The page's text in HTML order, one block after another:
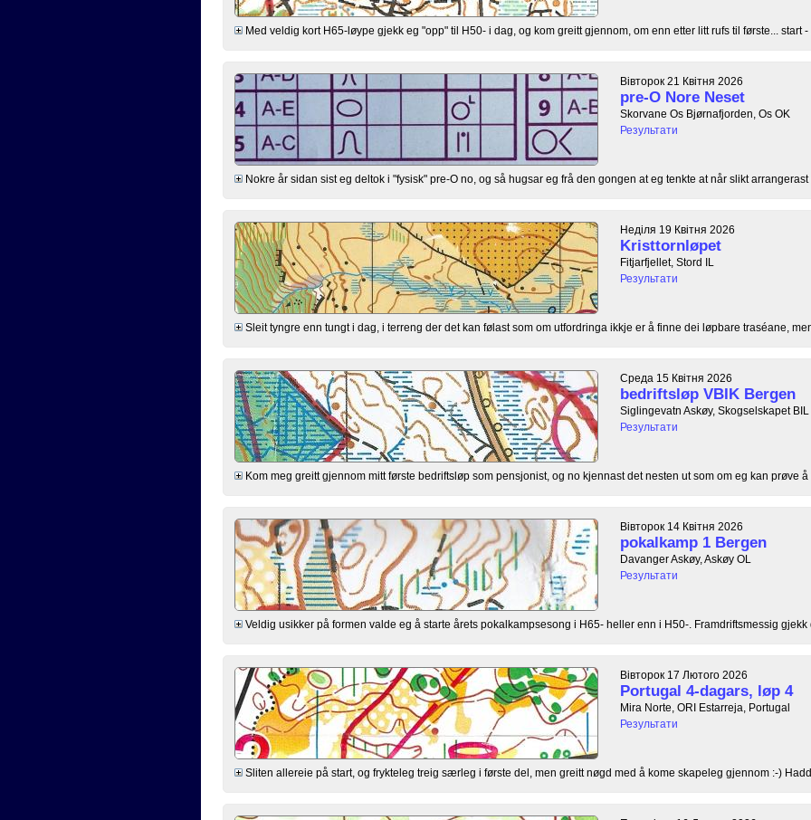
Med veldig kort H65-løype gjekk eg "opp" til H50- i dag, og kom greitt gjennom, om enn etter litt rufs til første... start -
Вівторок 21 Квітня 2026
pre-O Nore Neset
Skorvane Os Bjørnafjorden, Os OK
Результати
Nokre år sidan sist eg deltok i "fysisk" pre-O no, og så hugsar eg frå den gongen at eg tenkte at når slikt arrangerast
Неділя 19 Квітня 2026
Kristtornløpet
Fitjarfjellet, Stord IL
Результати
Sleit tyngre enn tungt i dag, i terreng der det kan følast som om utfordringa ikkje er å finne dei løpbare traséane, men
Среда 15 Квітня 2026
bedriftsløp VBIK Bergen
Siglingevatn Askøy, Skogselskapet BIL
Результати
Kom meg greitt gjennom mitt første bedriftsløp som pensjonist, og no kjennast det nesten ut som om eg kan prøve å
Вівторок 14 Квітня 2026
pokalkamp 1 Bergen
Davanger Askøy, Askøy OL
Результати
Veldig usikker på formen valde eg å starte årets pokalkampsesong i H65- heller enn i H50-. Framdriftsmessig gjekk
Вівторок 17 Лютого 2026
Portugal 4-dagars, løp 4
Mira Norte, ORI Estarreja, Portugal
Результати
Sliten allereie på start, og frykteleg treig særleg i første del, men greitt nøgd med å kome skapeleg gjennom :-)